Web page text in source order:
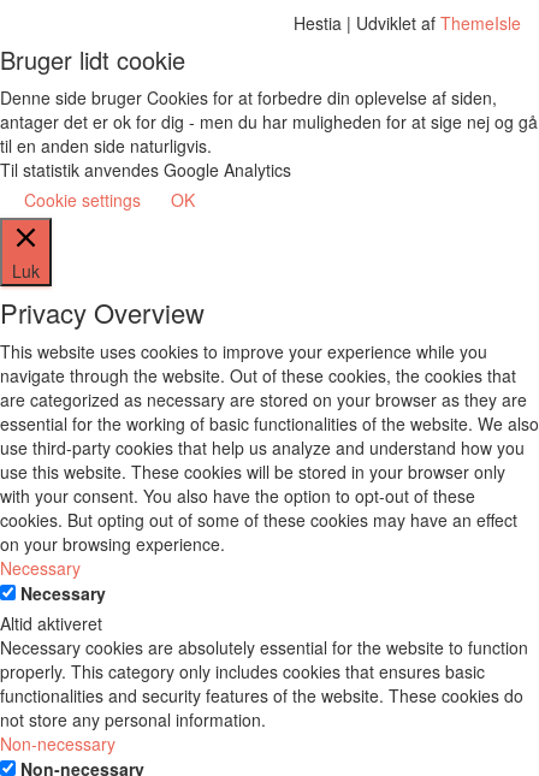
Hestia | Udviklet af ThemeIsle
Bruger lidt cookie
Denne side bruger Cookies for at forbedre din oplevelse af siden,
antager det er ok for dig - men du har muligheden for at sige nej og gå
til en anden side naturligvis.
Til statistik anvendes Google Analytics
Cookie settings
OK
Luk
Privacy Overview
This website uses cookies to improve your experience while you
navigate through the website. Out of these cookies, the cookies that
are categorized as necessary are stored on your browser as they are
essential for the working of basic functionalities of the website. We also
use third-party cookies that help us analyze and understand how you
use this website. These cookies will be stored in your browser only
with your consent. You also have the option to opt-out of these
cookies. But opting out of some of these cookies may have an effect
on your browsing experience.
Necessary
Necessary
Altid aktiveret
Necessary cookies are absolutely essential for the website to function
properly. This category only includes cookies that ensures basic
functionalities and security features of the website. These cookies do
not store any personal information.
Non-necessary
Non-necessary